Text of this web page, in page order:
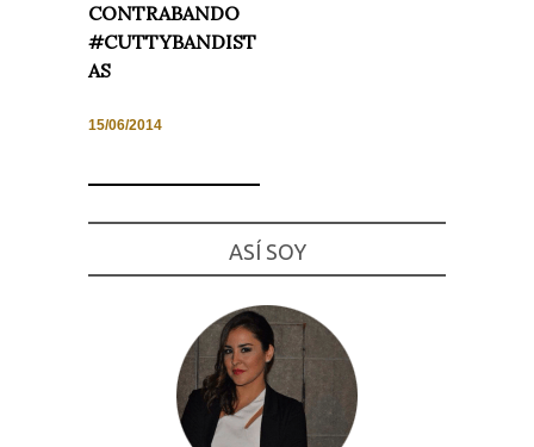
CONTRABANDO
#CUTTYBANDIST
AS
15/06/2014
ASÍ SOY
Necesarias